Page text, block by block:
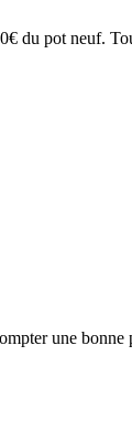
du pot neuf.
une